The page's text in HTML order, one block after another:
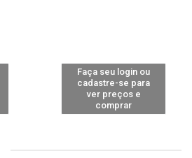
Faça seu login ou
cadastre-se para
ver preços e
comprar